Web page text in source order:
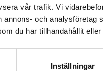
vår trafik. Vi
annons- och
du har tillhandahållit
Inställningar
känslig?
kvinnor, utan spelar
undersöka lägre nivåer av